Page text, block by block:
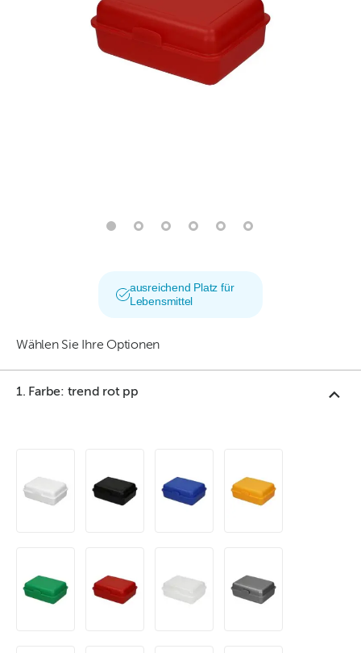
ausreichend Platz für
Lebensmittel
Wählen Sie Ihre Optionen
1. Farbe: trend rot pp